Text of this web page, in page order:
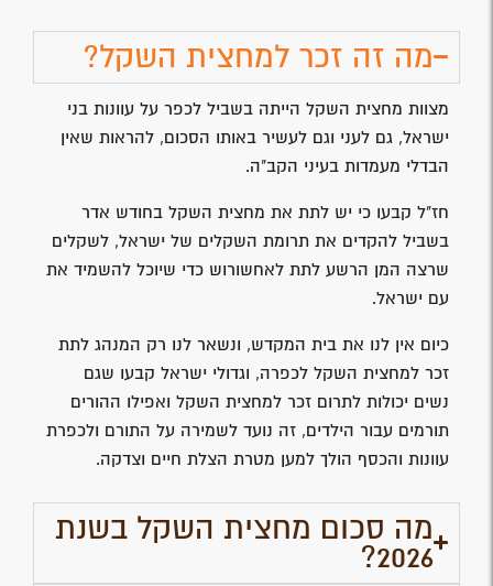
מה זה זכר למחצית השקל?
מצוות מחצית השקל הייתה בשביל לכפר על עוונות בני
ישראל, גם לעני וגם לעשיר באותו הסכום, להראות שאין
הבדלי מעמדות בעיני הקב"ה.
חז"ל קבעו כי יש לתת את מחצית השקל בחודש אדר
בשביל להקדים את תרומת השקלים של ישראל, לשקלים
שרצה המן הרשע לתת לאחשורוש כדי שיוכל להשמיד את
עם ישראל.
כיום אין לנו את בית המקדש, ונשאר לנו רק המנהג לתת
זכר למחצית השקל לכפרה, וגדולי ישראל קבעו שגם
נשים יכולות לתרום זכר למחצית השקל ואפילו ההורים
תורמים עבור הילדים, זה נועד לשמירה על התורם ולכפרת
עוונות והכסף הולך למען מטרת הצלת חיים וצדקה.
מה סכום מחצית השקל בשנת
2026?